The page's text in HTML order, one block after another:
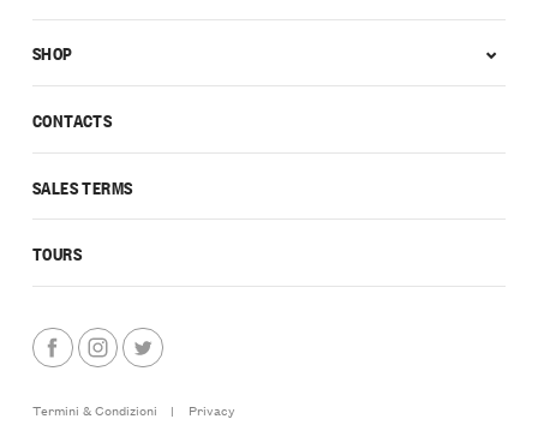
CONTACTS
SALES TERMS
TOURS
SHOP
Termini & Condizioni |
Privacy